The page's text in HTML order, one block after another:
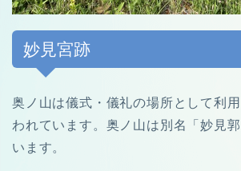
妙見宮跡
奥ノ山は儀式・儀礼の場所として利
われています。奥ノ山は別名「妙見
います。